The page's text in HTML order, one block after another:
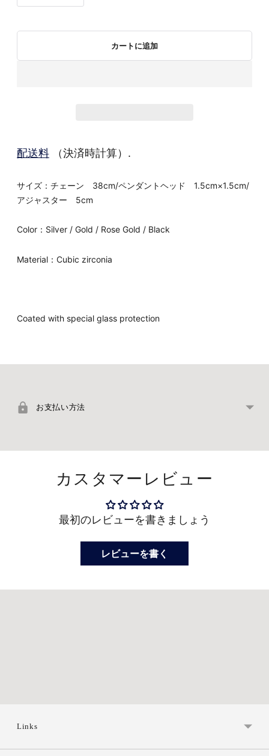
カートに追加
配送料 （決済時計算）.
サイズ：チェーン 38cm/ペンダントヘッド 1.5cm×1.5cm/
アジャスター 5cm
Color：Silver / Gold / Rose Gold / Black
Material：Cubic zirconia
Coated with special glass protection
商
カ
ト
お支払い方法
カスタマーレビュー
最初のレビューを書きましょう
レビューを書く
Links